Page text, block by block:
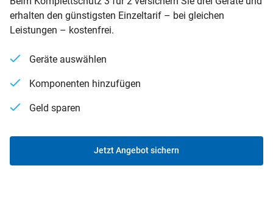
erhalten den günstigsten Einzeltarif – bei gleichen
Leistungen – kostenfrei.
Geräte auswählen
Komponenten hinzufügen
Geld sparen
Jetzt Angebot sichern